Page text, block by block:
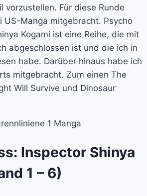
vorzustellen. Für diese Runde
US-Manga mitgebracht. Psycho
Kogami ist eine Reihe, die mit
abgeschlossen ist und die ich in
habe. Darüber hinaus habe ich
mitgebracht. Zum einen The
Will Survive und Dinosaur
Inspector Shinya
1 – 6)